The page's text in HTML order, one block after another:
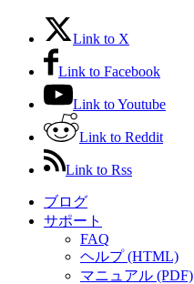
Link to X
Link to Facebook
Link to Youtube
Link to Reddit
Link to Rss
ブログ
サポート
FAQ
ヘルプ (HTML)
マニュアル (PDF)